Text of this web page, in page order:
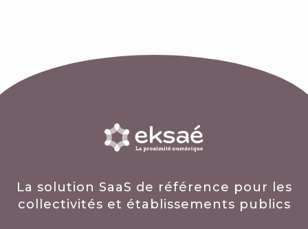
La solution SaaS de référence pour les
collectivités et établissements publics